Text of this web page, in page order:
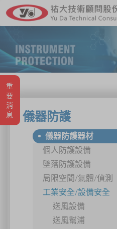
重要消息 儀器防護
儀器防護器材
個人防護設備
墜落防護設備
局限空間/氣體/偵測
工業安全/設備安全
送風設備
送風幫浦